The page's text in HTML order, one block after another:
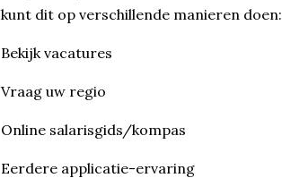
kunt dit op verschillende manieren doen:
Bekijk vacatures
Vraag uw regio
Online salarisgids/kompas
Eerdere applicatie-ervaring